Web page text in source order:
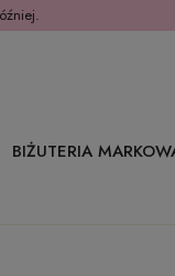
BIŻUTERIA